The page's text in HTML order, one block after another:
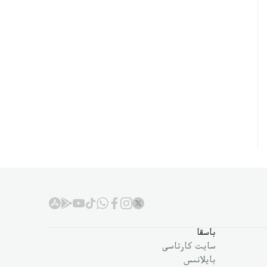
باسقا
سايت كارتاسى
بايلانىس